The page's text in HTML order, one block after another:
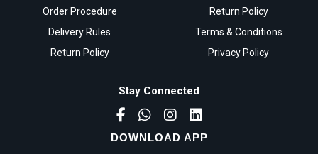
Order Procedure
Delivery Rules
Return Policy
Return Policy
Terms & Conditions
Privacy Policy
Stay Connected
DOWNLOAD APP